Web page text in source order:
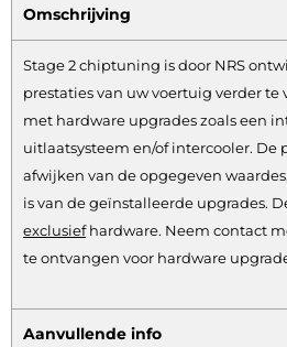
Omschrijving
Stage 2 chiptuning is door NRS
prestaties van uw voertuig verder
met hardware upgrades zoals een
uitlaatsysteem en/of intercooler. De
afwijken van de opgegeven
is van de geïnstalleerde upgrades.
exclusiefhardware. Neem contact
te ontvangen voor hardware
Aanvullende info